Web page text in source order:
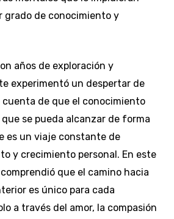
grado de conocimiento y
años de exploración y
experimentó un despertar de
cuenta de que el conocimiento
se pueda alcanzar de forma
es un viaje constante de
y crecimiento personal. En este
que el camino hacia
es único para cada
a través del amor, la compasión